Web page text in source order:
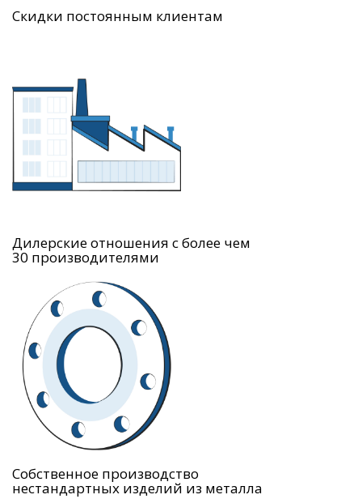
Скидки постоянным клиентам
Дилерские отношения с более чем
30 производителями
Собственное производство
нестандартных изделий из металла